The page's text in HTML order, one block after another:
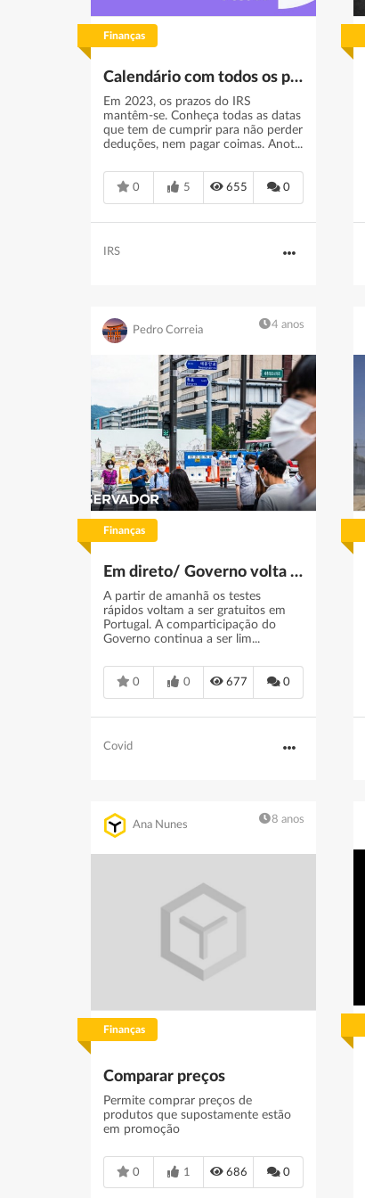
Finanças
Calendário com todos os prazos do IRS em 2023
Em 2023, os prazos do IRS
mantêm-se. Conheça todas as datas
que tem de cumprir para não perder
deduções, nem pagar coimas. Anot...
0 5 655 0
IRS
Pedro Correia 4 anos
Finanças
Em direto/ Governo volta a comparticipar testes rápidos de antigénio
A partir de amanhã os testes
rápidos voltam a ser gratuitos em
Portugal. A comparticipação do
Governo continua a ser lim...
0 0 677 0
Covid
Ana Nunes 8 anos
Finanças
Comparar preços
Permite comprar preços de
produtos que supostamente estão
em promoção
0 1 686 0